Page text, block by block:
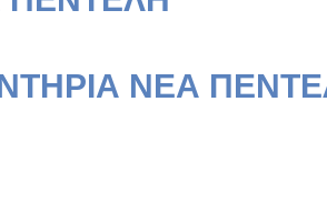
ΝΕΑ